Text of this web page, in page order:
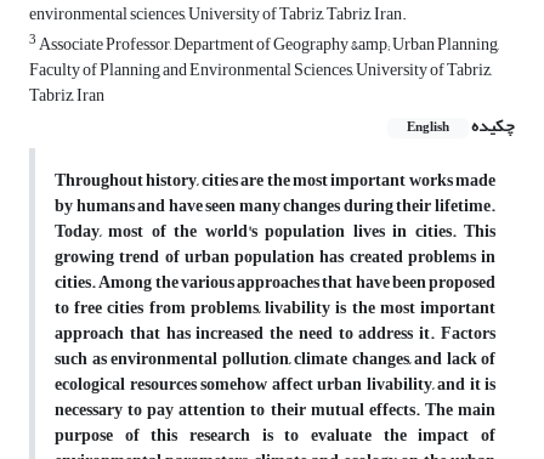
environmental sciences, University of Tabriz, Tabriz, Iran.
3Associate Professor, Department of Geography &amp; Urban Planning,
Faculty of Planning and Environmental Sciences, University of Tabriz,
Tabriz, Iran
چکیده
English
Throughout history, cities are the most important works made
by humans and have seen many changes during their lifetime.
Today, most of the world's population lives in cities. This
growing trend of urban population has created problems in
cities. Among the various approaches that have been proposed
to free cities from problems, livability is the most important
approach that has increased the need to address it. Factors
such as environmental pollution, climate changes, and lack of
ecological resources somehow affect urban livability, and it is
necessary to pay attention to their mutual effects. The main
purpose of this research is to evaluate the impact of